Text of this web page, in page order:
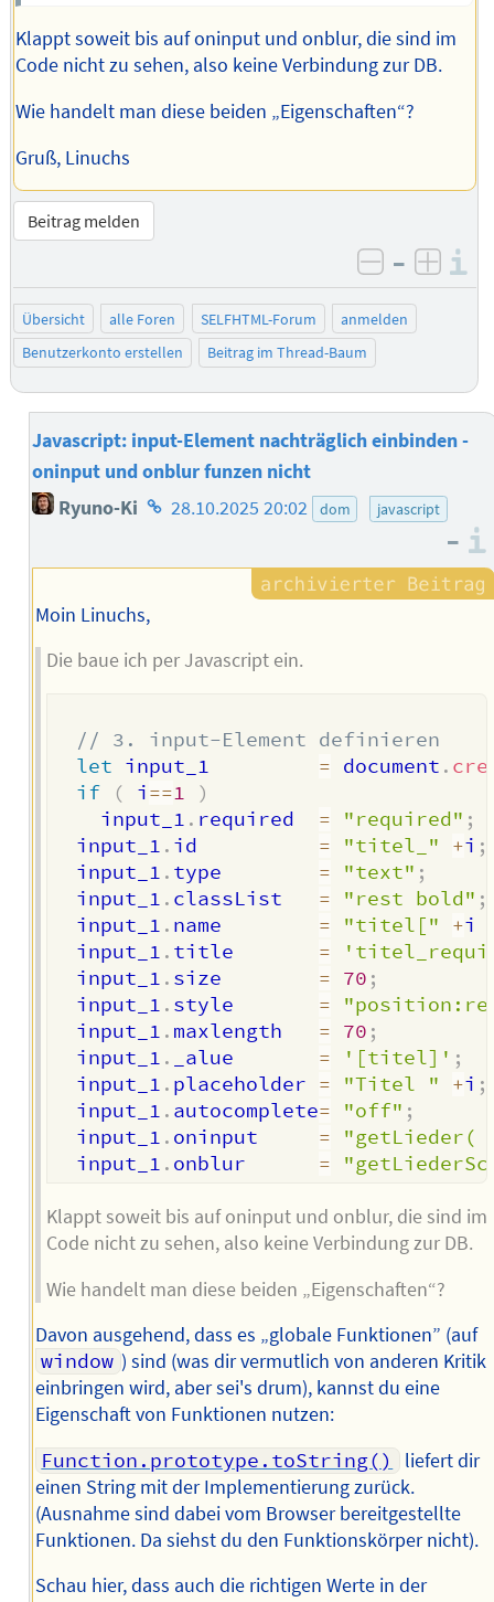
Klappt soweit bis auf oninput und onblur, die sind im
Code nicht zu sehen, also keine Verbindung zur DB.
Wie handelt man diese beiden „Eigenschaften“?
Gruß, Linuchs
Beitrag melden
negativ
–
Übersicht alle Foren SELFHTML-Forum
anmelden
Benutzerkonto erstellen
Beitrag im Thread-Baum
Javascript: input-Element nachträglich einbinden -
oninput und onblur funzen nicht
Ryuno-Ki Homepage
Autors
28.10.2025 20:02 dom javascript
–
Moin Linuchs,
Die baue ich per Javascript ein.
// 3. input-Element definieren
let input_1 = document .
if
( i==1
)
    input_1
. required = "required" ;
  input_1
. id = "titel_" +i ;
  input_1
. type = "text" ;
  input_1
. classList = "rest bold" ;
  input_1
. name = "titel[" +i
  input_1
. title =
  input_1
. size = 70 ;
  input_1
. style =
  input_1
. maxlength = 70 ;
  input_1
. _alue = '[titel]' ;
  input_1
. placeholder = "Titel " +i ;
  input_1
. autocomplete= "off" ;
  input_1
. oninput =
  input_1
. onblur =
Klappt soweit bis auf oninput und onblur, die sind im
Code nicht zu sehen, also keine Verbindung zur DB.
Wie handelt man diese beiden „Eigenschaften“?
Davon ausgehend, dass es „globale Funktionen” (auf
window ) sind (was dir vermutlich von anderen Kritik
einbringen wird, aber sei's drum), kannst du eine
Eigenschaft von Funktionen nutzen:
Function.prototype.toString()
liefert dir
einen String mit der Implementierung zurück.
(Ausnahme sind dabei vom Browser bereitgestellte
Funktionen. Da siehst du den Funktionskörper nicht).
Schau hier, dass auch die richtigen Werte in der